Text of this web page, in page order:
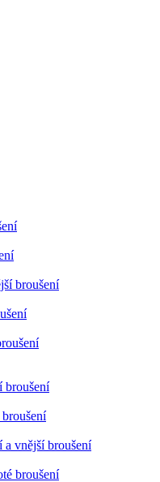
broušení
broušení
vnější broušení
broušení